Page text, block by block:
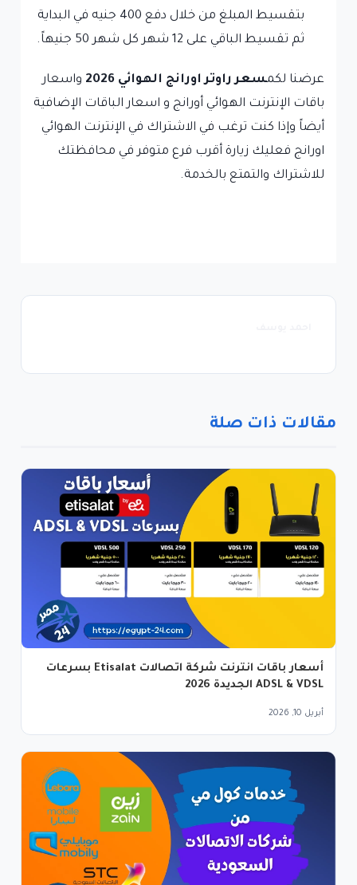
بتقسيط المبلغ من خلال دفع 400 جنيه في البداية
ثم تقسيط الباقي على 12 شهر كل شهر 50 جنيهاً.
عرضنا لكمسعر راوتر اورانج الهوائي 2026
واسعار
باقات الإنترنت الهوائي أورانج و اسعار الباقات الإضافية
أيضاً وإذا كنت ترغب في الاشتراك في الإنترنت الهوائي
اورانج فعليك زيارة أقرب فرع متوفر في محافظتك
للاشتراك والتمتع بالخدمة.
مقالات ذات صلة
أسعار باقات انترنت شركة اتصالات Etisalat بسرعات
ADSL & VDSL الجديدة 2026
أبريل 10, 2026